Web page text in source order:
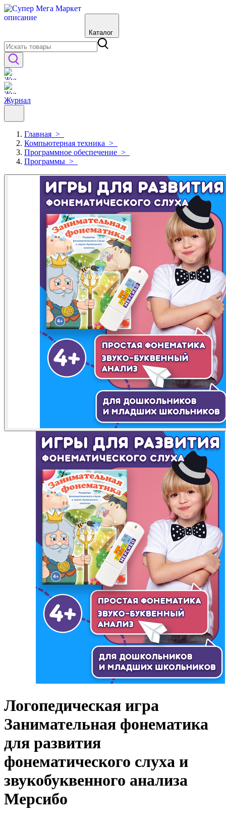
Каталог
Журнал
Главная >
Компьютерная техника >
Программное обеспечение >
Программы >
Логопедическая игра
Занимательная фонематика
для развития
фонематического слуха и
звукобуквенного анализа
Мерсибо